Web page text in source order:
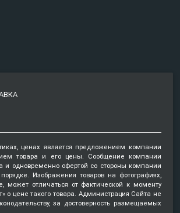
ценах является предложением компании
товара и его цены. Сообщение компании
и одновременно офертой со стороны компании
Изображения товаров на фотографиях,
может отличаться от фактической к моменту
о цене такого товара. Администрация Сайта не
за достоверность размещаемых